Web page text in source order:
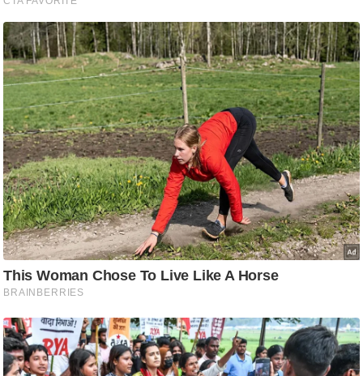
म
सा
म
यि
क
मा
तृ
भू
मि
स्तं
भ
ए
म
.
आ
र